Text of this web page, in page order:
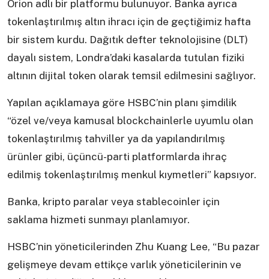
Orion adlı bir platformu bulunuyor. Banka ayrıca
tokenlaştırılmış altın ihracı için de geçtiğimiz hafta
bir sistem kurdu. Dağıtık defter teknolojisine (DLT)
dayalı sistem, Londra’daki kasalarda tutulan fiziki
altının dijital token olarak temsil edilmesini sağlıyor.
Yapılan açıklamaya göre HSBC’nin planı şimdilik
“özel ve/veya kamusal blockchainlerle uyumlu olan
tokenlaştırılmış tahviller ya da yapılandırılmış
ürünler gibi, üçüncü-parti platformlarda ihraç
edilmiş tokenlaştırılmış menkul kıymetleri” kapsıyor.
Banka, kripto paralar veya stablecoinler için
saklama hizmeti sunmayı planlamıyor.
HSBC’nin yöneticilerinden Zhu Kuang Lee, “Bu pazar
gelişmeye devam ettikçe varlık yöneticilerinin ve